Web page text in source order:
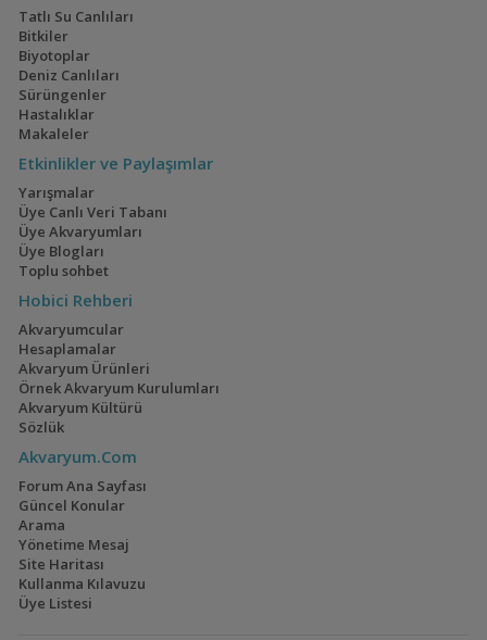
Tatlı Su Canlıları
Bitkiler
Biyotoplar
Deniz Canlıları
Sürüngenler
Hastalıklar
Makaleler
Etkinlikler ve Paylaşımlar
Yarışmalar
Üye Canlı Veri Tabanı
Üye Akvaryumları
Üye Blogları
Toplu sohbet
Hobici Rehberi
Akvaryumcular
Hesaplamalar
Akvaryum Ürünleri
Örnek Akvaryum Kurulumları
Akvaryum Kültürü
Sözlük
Akvaryum.Com
Forum Ana Sayfası
Güncel Konular
Arama
Yönetime Mesaj
Site Haritası
Kullanma Kılavuzu
Üye Listesi